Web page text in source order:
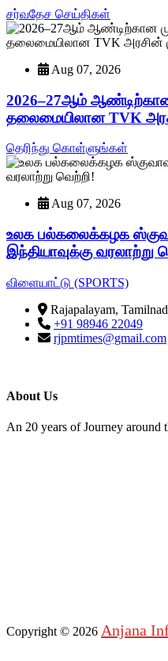
சர்வதேச செய்திகள்
Aug 07, 2026
2026–27ஆம்
தலைமையிலான TVK
தெரிந்து கொள்ளுங்கள்
Aug 07, 2026
உலக பல்கலைக்கழக
இந்தியாவுக்கு வரலாற்று
விளையாட்டு (SPORTS)
Rajapalayam,
+91 98946 22049
rjpmtimes@gmail.com
About Us
An 20 years of Journey around
Copyright © 2026 Anjana